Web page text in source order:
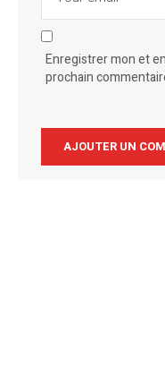
Enregistrer mon et
prochain